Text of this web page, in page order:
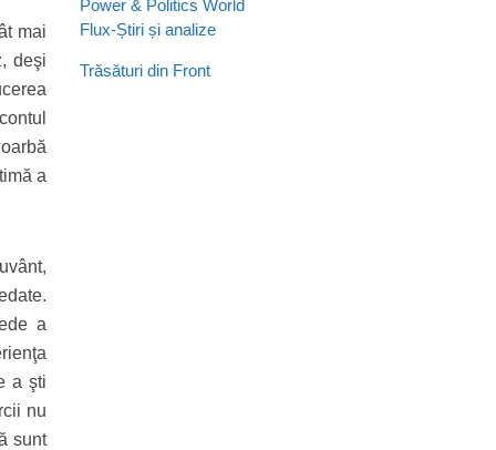
mai
deşi
a
a
a şti
nu
sunt
Power & Politics World
Flux-Știri și analize
Trăsături din Front